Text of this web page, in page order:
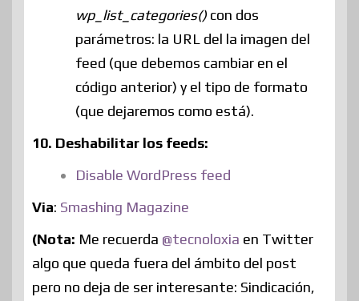
wp_list_categories() con dos
parámetros: la URL del la imagen del
feed (que debemos cambiar en el
código anterior) y el tipo de formato
(que dejaremos como está).
10. Deshabilitar los feeds:
Disable WordPress feed
Via: Smashing Magazine
(Nota: Me recuerda @tecnoloxia en Twitter
algo que queda fuera del ámbito del post
pero no deja de ser interesante: Sindicación,